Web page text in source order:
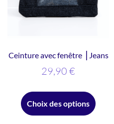
Ceinture avec fenêtre ⎥ Jeans
29,90 €
Choix des options